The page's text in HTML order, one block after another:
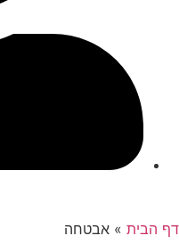
דף הבית » אבטחה